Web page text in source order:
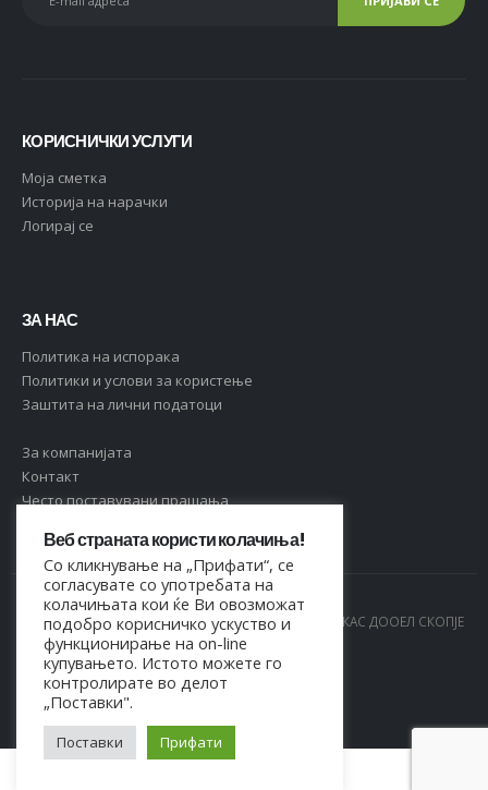
КОРИСНИЧКИ УСЛУГИ
Moja сметка
Историја на нарачки
Логирај се
ЗА НАС
Политика на испорака
Политики и услови за користење
Заштита на лични податоци
За компанијата
Контакт
Често поставувани прашања
© Copyright 2021. Сите права се задржани од МАРКАС ДООЕЛ СКОПЈЕ
- 4044021518150
Веб страната користи колачиња!
Со кликнување на „Прифати“, се
согласувате со употребата на
колачињата кои ќе Ви овозможат
подобро корисничко ускуство и
функционирање на on-line
купувањето. Истото можете го
контролирате во делот
„Поставки".
Поставки Прифати